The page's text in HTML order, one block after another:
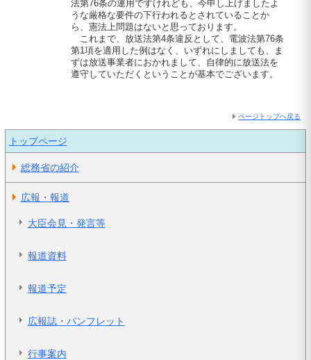
法第76条の運用ですけれども、今申し上げましたよ
うな厳格な要件の下行われるとされていることか
ら、憲法上問題はないと思っております。
これまで、放送法第4条違反として、電波法第76条
第1項を適用した例はなく、いずれにしましても、ま
ずは放送事業者におかれまして、自律的に放送法を
遵守していただくということが基本でございます。
ページトップへ戻る
トップページ
総務省の紹介
広報・報道
大臣会見・発言等
報道資料
報道予定
広報誌・パンフレット
行事案内